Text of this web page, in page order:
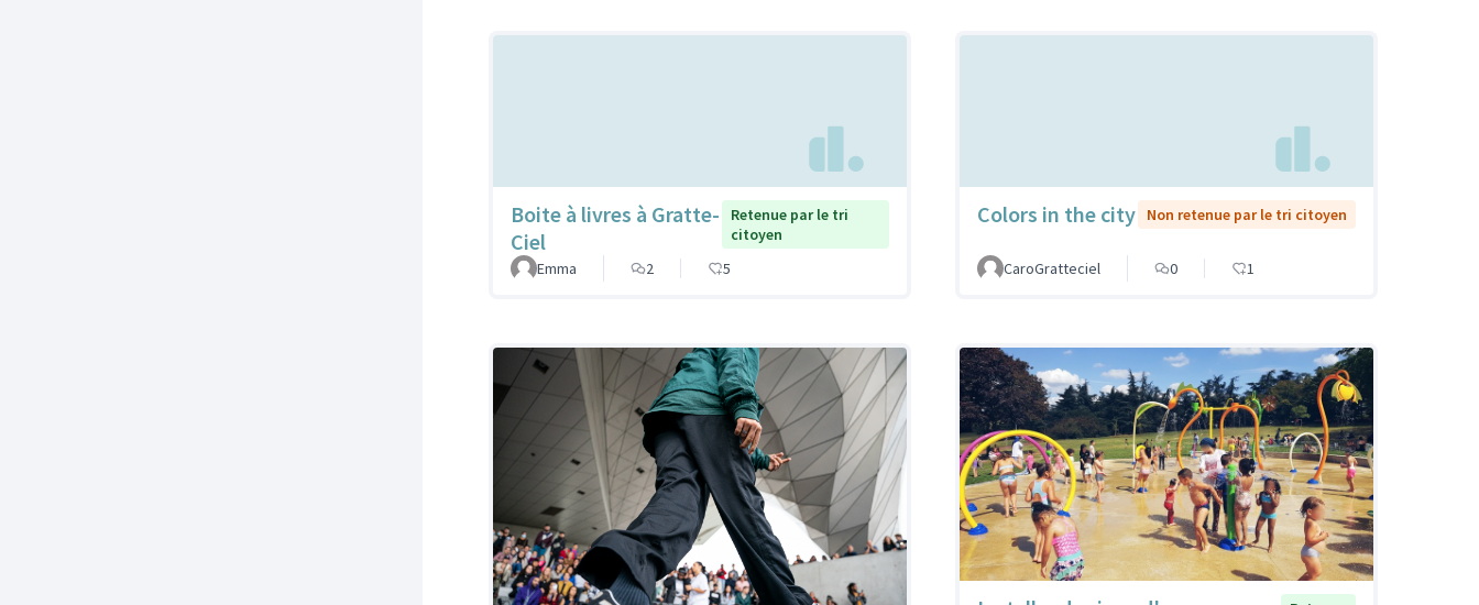
Boite à livres à Gratte-
Ciel
Retenue par le tri
citoyen
Emma
2 5
Colors in the city Non retenue par le tri citoyen
CaroGratteciel 0 1